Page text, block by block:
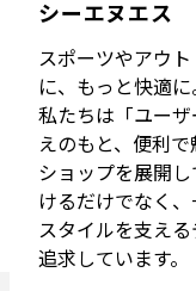
シーエヌエス
スポーツやアウ
に、もっと快適
私たちは「ユー
えのもと、便利
ショップを展開
けるだけでなく
スタイルを支え
追求しています。